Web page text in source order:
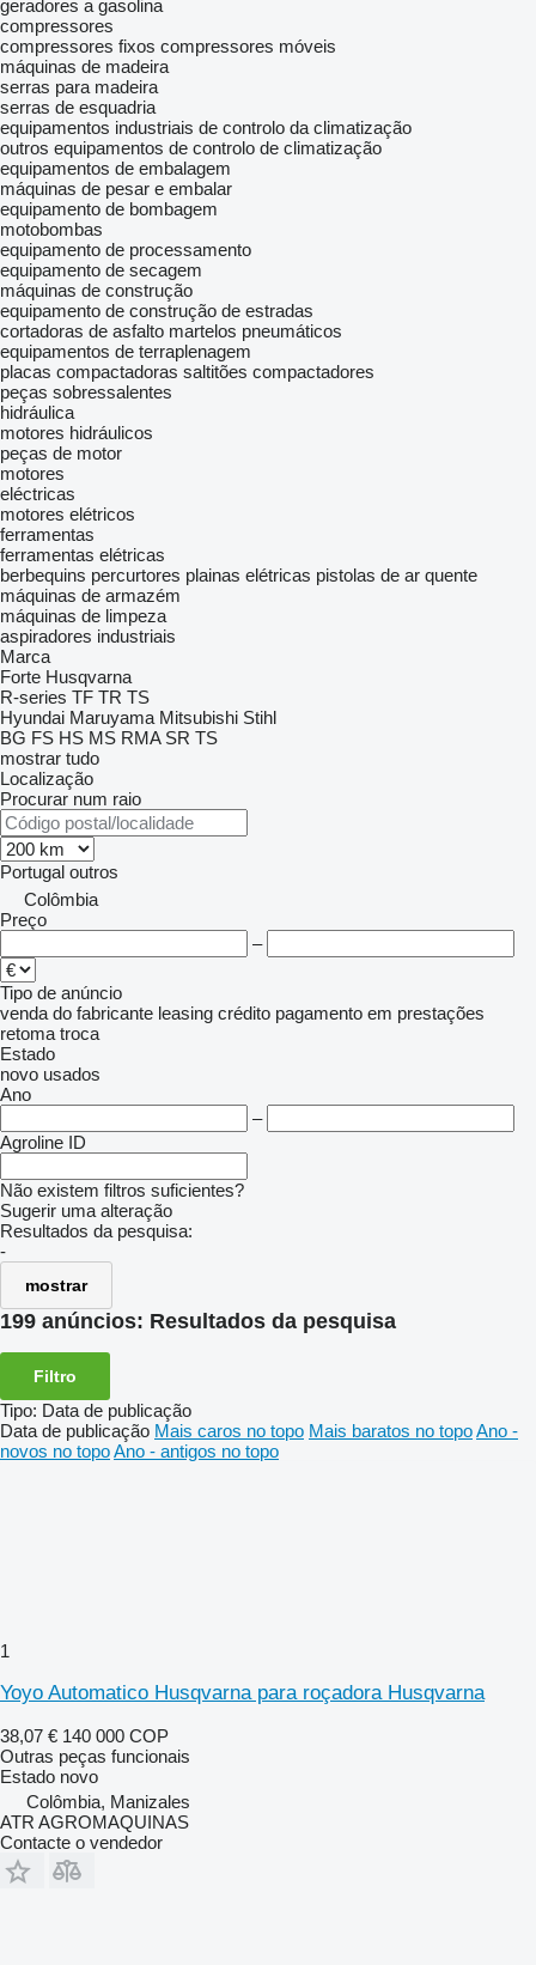
geradores a gasolina
compressores
compressores fixos compressores móveis
máquinas de madeira
serras para madeira
serras de esquadria
equipamentos industriais de controlo da climatização
outros equipamentos de controlo de climatização
equipamentos de embalagem
máquinas de pesar e embalar
equipamento de bombagem
motobombas
equipamento de processamento
equipamento de secagem
máquinas de construção
equipamento de construção de estradas
cortadoras de asfalto martelos pneumáticos
equipamentos de terraplenagem
placas compactadoras saltitões compactadores
peças sobressalentes
hidráulica
motores hidráulicos
peças de motor
motores
eléctricas
motores elétricos
ferramentas
ferramentas elétricas
berbequins percurtores plainas elétricas pistolas de ar quente
máquinas de armazém
máquinas de limpeza
aspiradores industriais
Marca
Forte Husqvarna
R-series TF TR TS
Hyundai Maruyama Mitsubishi Stihl
BG FS HS MS RMA SR TS
mostrar tudo
Localização
Procurar num raio
Portugal outros
Colômbia
Preço
–
Tipo de anúncio
venda do fabricante leasing crédito pagamento em prestações
retoma troca
Estado
novo usados
Ano
–
Agroline ID
Não existem filtros suficientes?
Sugerir uma alteração
Resultados da pesquisa:
-
mostrar
199 anúncios: Resultados da pesquisa
Filtro
Tipo: Data de publicação
Data de publicação Mais caros no topo Mais baratos no topoAno -
novos no topoAno - antigos no topo
1
Yoyo Automatico Husqvarna para roçadora Husqvarna
38,07 € 140 000 COP
Outras peças funcionais
Estado novo
Colômbia, Manizales
ATR AGROMAQUINAS
Contacte o vendedor